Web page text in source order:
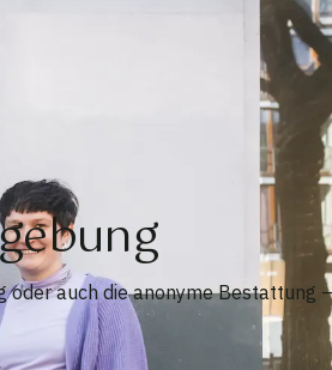
auch die anonyme Bestattung